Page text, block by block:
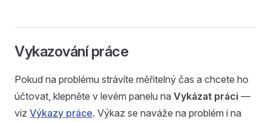
Vykazování práce
Pokud na problému strávíte měřitelný čas a chcete ho
účtovat, klepněte v levém panelu na Vykázat práci —
viz Výkazy práce. Výkaz se naváže na problém i na